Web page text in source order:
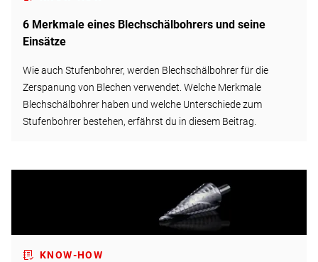
6 Merkmale eines Blechschälbohrers und seine
Einsätze
Wie auch Stufenbohrer, werden Blechschälbohrer für die
Zerspanung von Blechen verwendet. Welche Merkmale
Blechschälbohrer haben und welche Unterschiede zum
Stufenbohrer bestehen, erfährst du in diesem Beitrag.
KNOW-HOW